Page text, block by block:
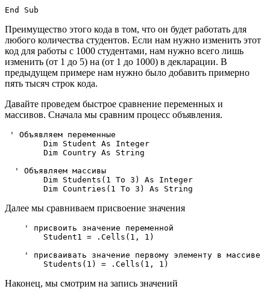
Преимущество этого кода в том, что он будет работать для
любого количества студентов. Если нам нужно изменить этот
код для работы с 1000 студентами, нам нужно всего лишь
изменить (от 1 до 5) на (от 1 до 1000) в декларации. В
предыдущем примере нам нужно было добавить примерно
пять тысяч строк кода.
Давайте проведем быстрое сравнение переменных и
массивов. Сначала мы сравним процесс объявления.
' Объявляем переменные
        Dim Student As Integer
        Dim Country As String
  ' Объявляем массивы
        Dim Students(1 To 3) As Integer
Далее мы сравниваем присвоение значения
    ' присвоить значение переменной
        Student1 = .Cells(1, 1)
    ' присваивать значение первому элементу в массиве
Наконец, мы смотрим на запись значений